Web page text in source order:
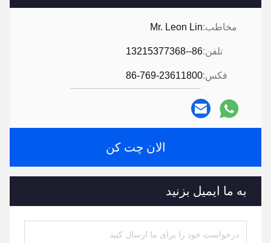
مخاطب:Mr. Leon Lin
تلفن:86--13215377368
فکس:86-769-23611800
الان چت کن
به ما ایمیل بزنید